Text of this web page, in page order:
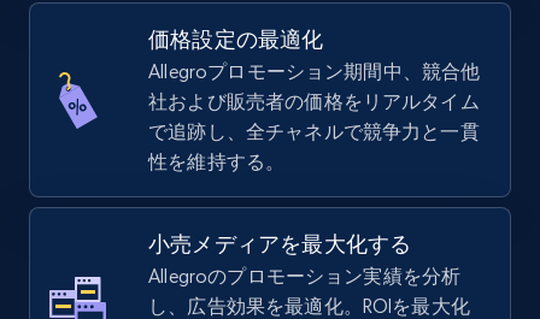
TikTok Shop - category
URL, Title, Available, Description, Currency, Initial
price, Final price, Discount percent, and more.
668+ 今すぐ始める
価格設定の最適化
Allegroプロモーション期間中、競合他
社および販売者の価格をリアルタイム
で追跡し、全チャネルで競争力と一貫
性を維持する。
小売メディアを最大化する
Allegroのプロモーション実績を分析
し、広告効果を最適化。ROIを最大化